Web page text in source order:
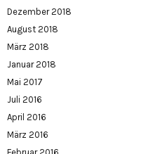
Dezember 2018
August 2018
März 2018
Januar 2018
Mai 2017
Juli 2016
April 2016
März 2016